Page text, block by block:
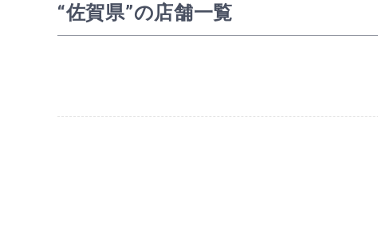
“佐賀県”の店舗一覧